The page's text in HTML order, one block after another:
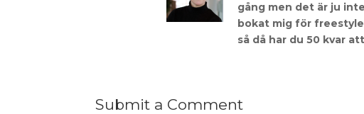
gång men det är ju
bokat mig för
så då har du 50 kvar
Submit a Comment